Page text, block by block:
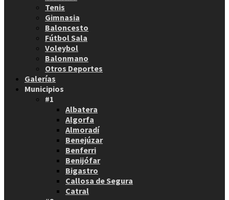
Tenis
Gimnasia
Baloncesto
Fútbol Sala
Voleybol
Balonmano
Otros Deportes
Galerías
Municipios
#1
Albatera
Algorfa
Almoradí
Benejúzar
Benferri
Benijófar
Bigastro
Callosa de Segura
Catral